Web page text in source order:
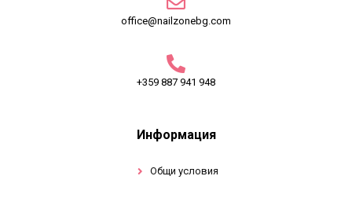
office@nailzonebg.com
+359 887 941 948
Информация
Общи условия